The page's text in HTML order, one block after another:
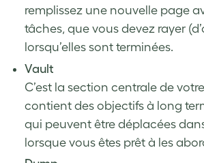
remplissez une nouvelle page
tâches, que vous devez rayer
lorsqu’elles sont terminées.
Vault
C’est la section centrale de
contient des objectifs à long
qui peuvent être déplacées
lorsque vous êtes prêt à les